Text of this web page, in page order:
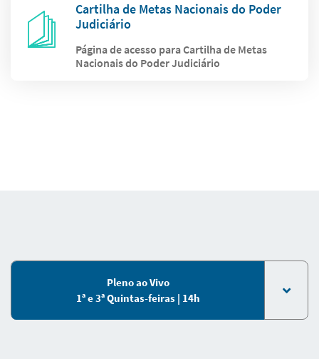
Cartilha de Metas Nacionais do Poder
Judiciário
Página de acesso para Cartilha de Metas
Nacionais do Poder Judiciário
Pleno ao Vivo
1ª e 3ª Quintas-feiras | 14h